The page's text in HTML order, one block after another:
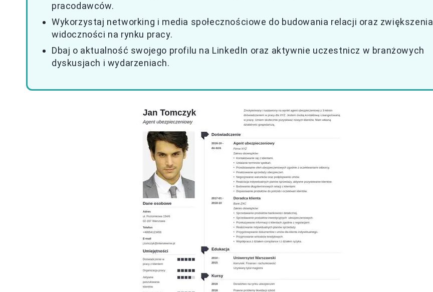
pracodawców.
Wykorzystaj networking i media społecznościowe do budowania relacji oraz zwiększenia
widoczności na rynku pracy.
Dbaj o aktualność swojego profilu na LinkedIn oraz aktywnie uczestnicz w branżowych
dyskusjach i wydarzeniach.